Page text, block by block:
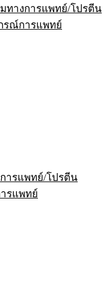
มทางการแพทย์/โปรตีน
รณ์การแพทย์
การแพทย์/โปรตีน
รแพทย์